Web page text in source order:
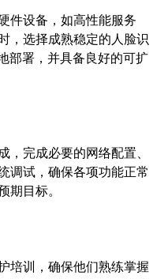
件设备，如高性能服务
，选择成熟稳定的人脸识
部署，并具备良好的可扩
完成必要的网络配置、
调试，确保各项功能正常
目标。
培训，确保他们熟练掌握